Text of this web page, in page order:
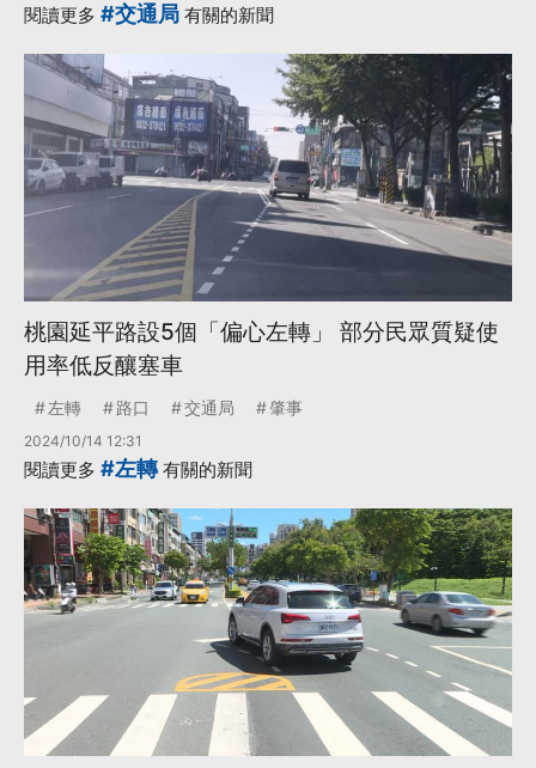
閱讀更多 #交通局 有關的新聞
桃園延平路設5個「偏心左轉」 部分民眾質疑使
用率低反釀塞車
左轉 路口 交通局 肇事
2024/10/14 12:31
閱讀更多 #左轉有關的新聞